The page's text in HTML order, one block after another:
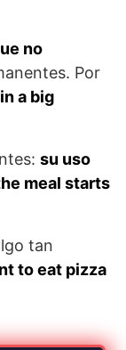
no
Por
a big
su uso
meal starts
tan
to eat pizza